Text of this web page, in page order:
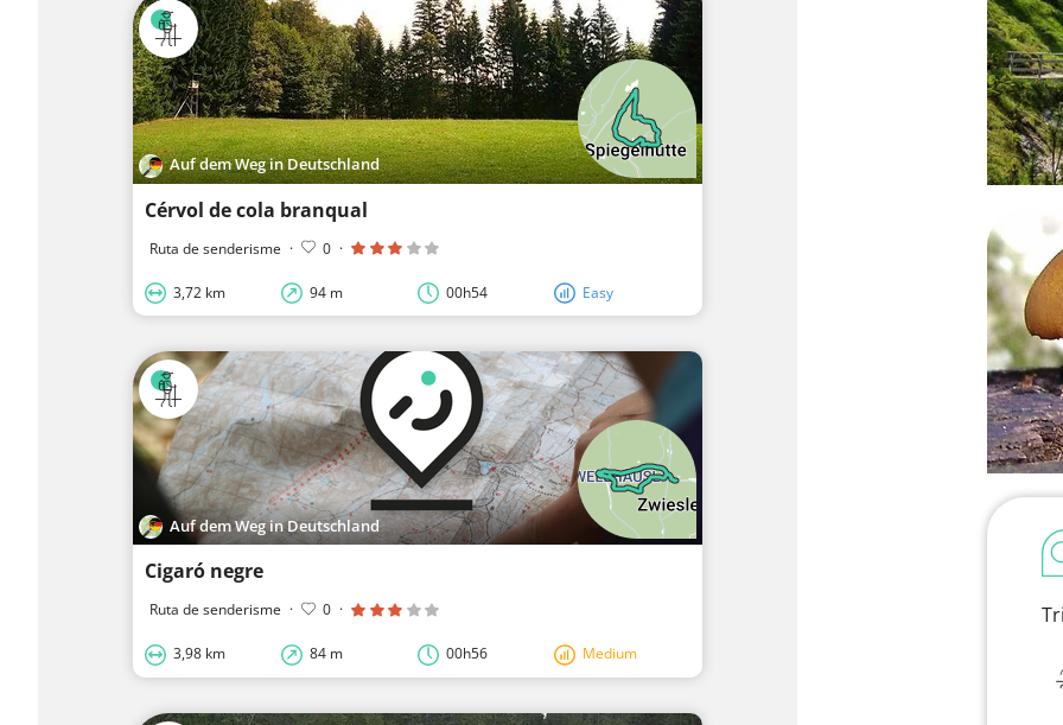
Auf dem Weg in Deutschland
Cérvol de cola branqual
Ruta de senderisme · 0 ·
3,72 km 94 m 00h54 Easy
Auf dem Weg in Deutschland
Cigaró negre
Ruta de senderisme · 0 ·
3,98 km 84 m 00h56 Medium